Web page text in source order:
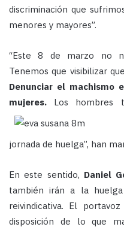
discriminación que
menores y mayores”.
“Este 8 de marzo no
Tenemos que visibilizar
Denunciar el machismo
mujeres.
Los hombres
jornada de huelga”, han
En este sentido, Daniel
también irán a la
reivindicativa. El
disposición de lo que